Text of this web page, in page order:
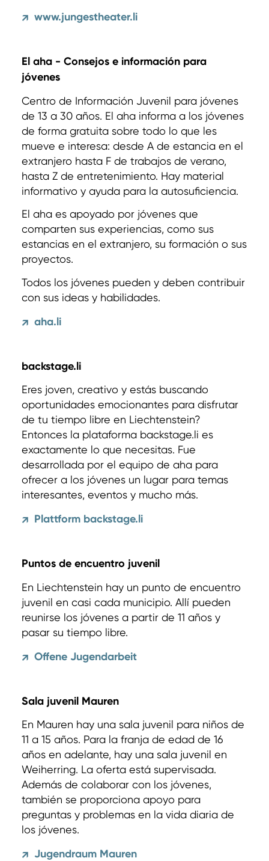
↗ www.jungestheater.li
El aha - Consejos e información para
jóvenes
Centro de Información Juvenil para jóvenes
de 13 a 30 años. El aha informa a los jóvenes
de forma gratuita sobre todo lo que les
mueve e interesa: desde A de estancia en el
extranjero hasta F de trabajos de verano,
hasta Z de entretenimiento. Hay material
informativo y ayuda para la autosuficiencia.
El aha es apoyado por jóvenes que
comparten sus experiencias, como sus
estancias en el extranjero, su formación o sus
proyectos.
Todos los jóvenes pueden y deben contribuir
con sus ideas y habilidades.
↗ aha.li
backstage.li
Eres joven, creativo y estás buscando
oportunidades emocionantes para disfrutar
de tu tiempo libre en Liechtenstein?
Entonces la plataforma backstage.li es
exactamente lo que necesitas. Fue
desarrollada por el equipo de aha para
ofrecer a los jóvenes un lugar para temas
interesantes, eventos y mucho más.
↗ Plattform backstage.li
Puntos de encuentro juvenil
En Liechtenstein hay un punto de encuentro
juvenil en casi cada municipio. Allí pueden
reunirse los jóvenes a partir de 11 años y
pasar su tiempo libre.
↗ Offene Jugendarbeit
Sala juvenil Mauren
En Mauren hay una sala juvenil para niños de
11 a 15 años. Para la franja de edad de 16
años en adelante, hay una sala juvenil en
Weiherring. La oferta está supervisada.
Además de colaborar con los jóvenes,
también se proporciona apoyo para
preguntas y problemas en la vida diaria de
los jóvenes.
↗ Jugendraum Mauren